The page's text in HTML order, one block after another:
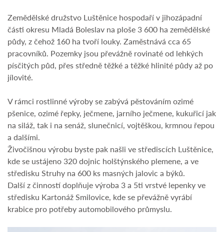
Zemědělské družstvo Luštěnice hospodaří v jihozápadní
části okresu Mladá Boleslav na ploše 3 600 ha zemědělské
půdy, z čehož 160 ha tvoří louky. Zaměstnává cca 65
pracovníků. Pozemky jsou převážně rovinaté od lehkých
písčitých půd, přes středně těžké a těžké hlinité půdy až po
jílovité.
V rámci rostlinné výroby se zabývá pěstováním ozimé
pšenice, ozimé řepky, ječmene, jarního ječmene, kukuřicí jak
na siláž, tak i na senáž, slunečnicí, vojtěškou, krmnou řepou
a dalšími.
Živočišnou výrobu byste pak našli ve střediscích Luštěnice,
kde se ustájeno 320 dojnic holštýnského plemene, a ve
středisku Struhy na 600 ks masných jalovic a býků.
Další z činností doplňuje výroba 3 a 5ti vrstvé lepenky ve
středisku Kartonáž Smilovice, kde se převážně vyrábí
krabice pro potřeby automobilového průmyslu.